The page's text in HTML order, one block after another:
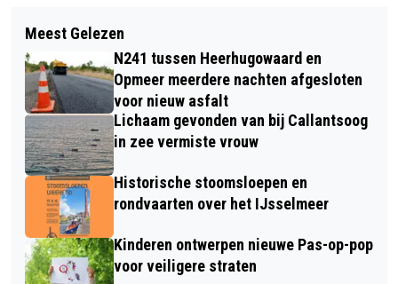
BOMEN OMGEWAAID; A9 BIJ
UITGEEST AFGESLOTEN
BOOM WAAIT OP RIJDENDE AUTO IN
HEILOO
Meest Gelezen
N241 tussen Heerhugowaard en
Opmeer meerdere nachten afgesloten
voor nieuw asfalt
Lichaam gevonden van bij Callantsoog
in zee vermiste vrouw
Historische stoomsloepen en
rondvaarten over het IJsselmeer
Kinderen ontwerpen nieuwe Pas-op-pop
voor veiligere straten